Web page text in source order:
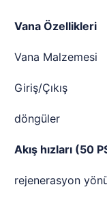
Vana Özellikleri
Vana Malzemesi
Giriş/Çıkış
döngüler
Akış hızları (50
rejenerasyon